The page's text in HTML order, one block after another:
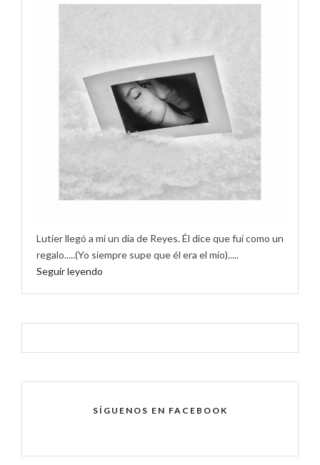
Lutier llegó a mí un día de Reyes. Él dice que fui como un
regalo.....(Yo siempre supe que él era el mío).....
Seguir leyendo
SÍGUENOS EN FACEBOOK